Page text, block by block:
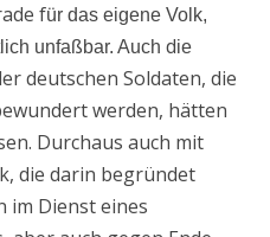
für das eigene Volk,
unfaßbar. Auch die
deutschen Soldaten, die
werden, hätten
Durchaus auch mit
die darin begründet
im Dienst eines